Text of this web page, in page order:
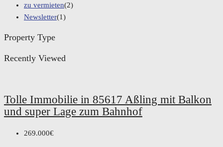
zu vermieten(2)
Newsletter(1)
Property Type
Recently Viewed
Tolle Immobilie in 85617 Aßling mit Balkon
und super Lage zum Bahnhof
269.000€